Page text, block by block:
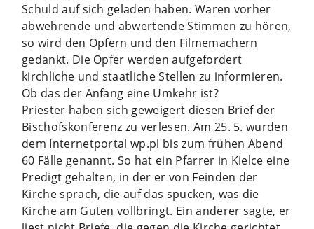
Schuld auf sich geladen haben. Waren vorher
abwehrende und abwertende Stimmen zu hören,
so wird den Opfern und den Filmemachern
gedankt. Die Opfer werden aufgefordert
kirchliche und staatliche Stellen zu informieren.
Ob das der Anfang eine Umkehr ist?
Priester haben sich geweigert diesen Brief der
Bischofskonferenz zu verlesen. Am 25. 5. wurden
dem Internetportal wp.pl bis zum frühen Abend
60 Fälle genannt. So hat ein Pfarrer in Kielce eine
Predigt gehalten, in der er von Feinden der
Kirche sprach, die auf das spucken, was die
Kirche am Guten vollbringt. Ein anderer sagte, er